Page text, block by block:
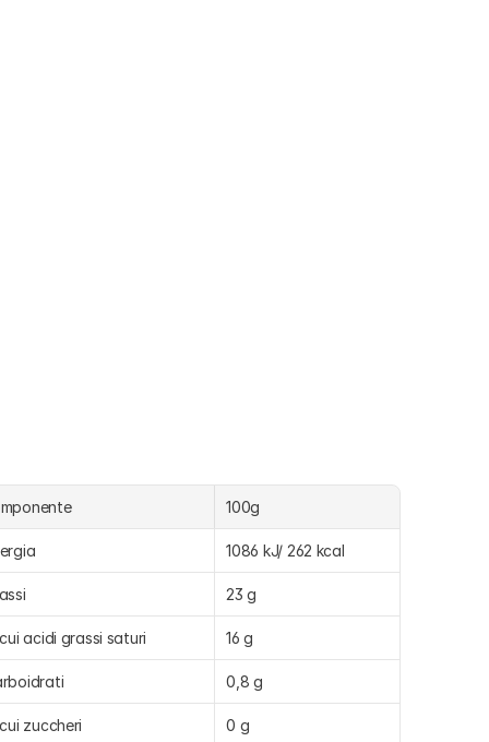
100g
1086 kJ/ 262 kcal
23 g
acidi grassi saturi 16 g
0,8 g
zuccheri 0 g